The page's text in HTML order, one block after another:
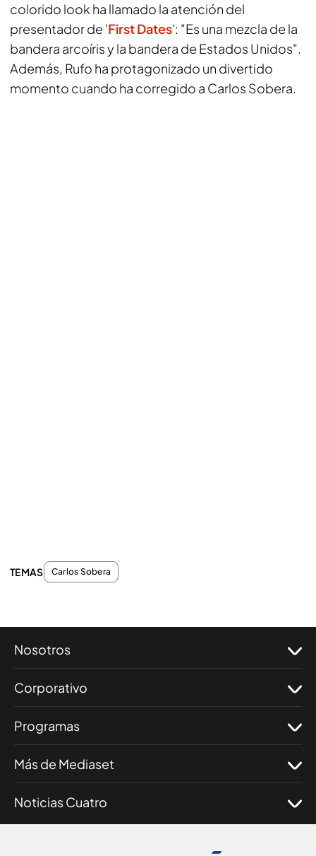
colorido look ha llamado la atención del
presentador de 'First Dates': "Es una mezcla de la
bandera arcoíris y la bandera de Estados Unidos".
Además, Rufo ha protagonizado un divertido
momento cuando ha corregido a Carlos Sobera.
TEMAS Carlos Sobera
Nosotros
Corporativo
Programas
Más de Mediaset
Noticias Cuatro